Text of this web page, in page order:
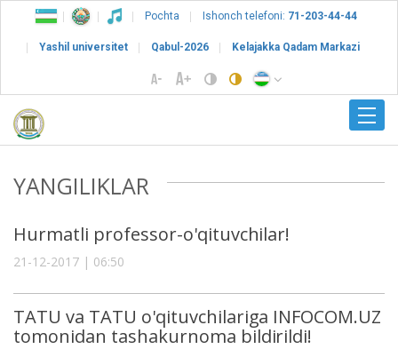
Pochta Ishonch telefoni: 71-203-44-44
Yashil universitet Qabul-2026 Kelajakka Qadam Markazi
YANGILIKLAR
Hurmatli professor-o'qituvchilar!
21-12-2017 | 06:50
TATU va TATU o'qituvchilariga INFOCOM.UZ
tomonidan tashakurnoma bildirildi!